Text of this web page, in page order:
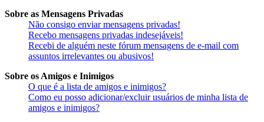
Sobre as Mensagens Privadas
Não consigo enviar mensagens privadas!
Recebo mensagens privadas indesejáveis!
Recebi de alguém neste fórum mensagens de e-mail com
assuntos irrelevantes ou abusivos!
Sobre os Amigos e Inimigos
O que é a lista de amigos e inimigos?
Como eu posso adicionar/excluir usuários de minha lista de
amigos e inimigos?